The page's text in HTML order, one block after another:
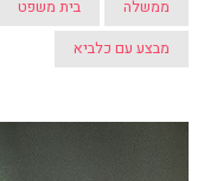
ממשלה בית משפט
מבצע עם כלביא